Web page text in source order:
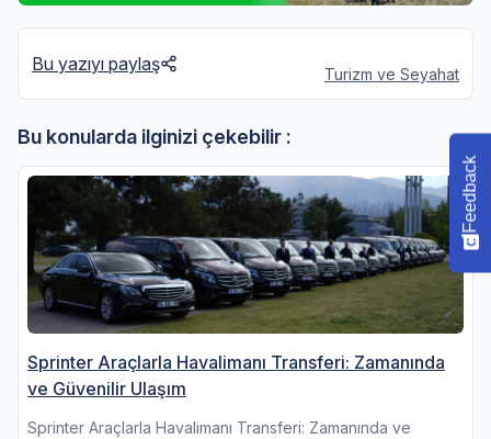
Bu yazıyı paylaş Turizm ve Seyahat
Bu konularda ilginizi çekebilir :
Sprinter Araçlarla Havalimanı Transferi: Zamanında
ve Güvenilir Ulaşım
Sprinter Araçlarla Havalimanı Transferi: Zamanında ve
Feedback